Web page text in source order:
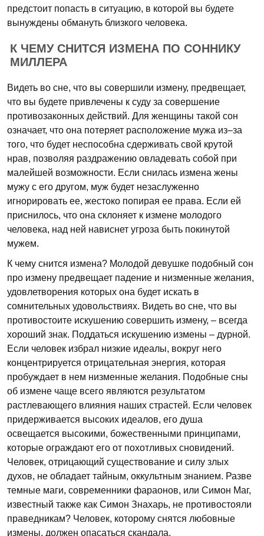
предстоит попасть в ситуацию, в которой вы будете
вынуждены обмануть близкого человека.
К ЧЕМУ СНИТСЯ ИЗМЕНА ПО СОННИКУ
МИЛЛЕРА
Видеть во сне, что вы совершили измену, предвещает,
что вы будете привлечены к суду за совершение
противозаконных действий. Для женщины такой сон
означает, что она потеряет расположение мужа из–за
того, что будет неспособна сдерживать свой крутой
нрав, позволяя раздражению овладевать собой при
малейшей возможности. Если снилась измена жены
мужу с его другом, муж будет незаслуженно
игнорировать ее, жестоко попирая ее права. Если ей
приснилось, что она склоняет к измене молодого
человека, над ней нависнет угроза быть покинутой
мужем.
К чему снится измена? Молодой девушке подобный сон
про измену предвещает падение и низменные желания,
удовлетворения которых она будет искать в
сомнительных удовольствиях. Видеть во сне, что вы
противостоите искушению совершить измену, – всегда
хороший знак. Поддаться искушению измены – дурной.
Если человек избрал низкие идеалы, вокруг него
концентрируется отрицательная энергия, которая
пробуждает в нем низменные желания. Подобные сны
об измене чаще всего являются результатом
растлевающего влияния наших страстей. Если человек
придерживается высоких идеалов, его душа
освещается высокими, божественными принципами,
которые ограждают его от похотливых сновидений.
Человек, отрицающий существование и силу злых
духов, не обладает тайным, оккультным знанием. Разве
темные маги, современники фараонов, или Симон Маг,
известный также как Симон Знахарь, не противостояли
праведникам? Человек, которому снятся любовные
измены, должен опасаться скандала.